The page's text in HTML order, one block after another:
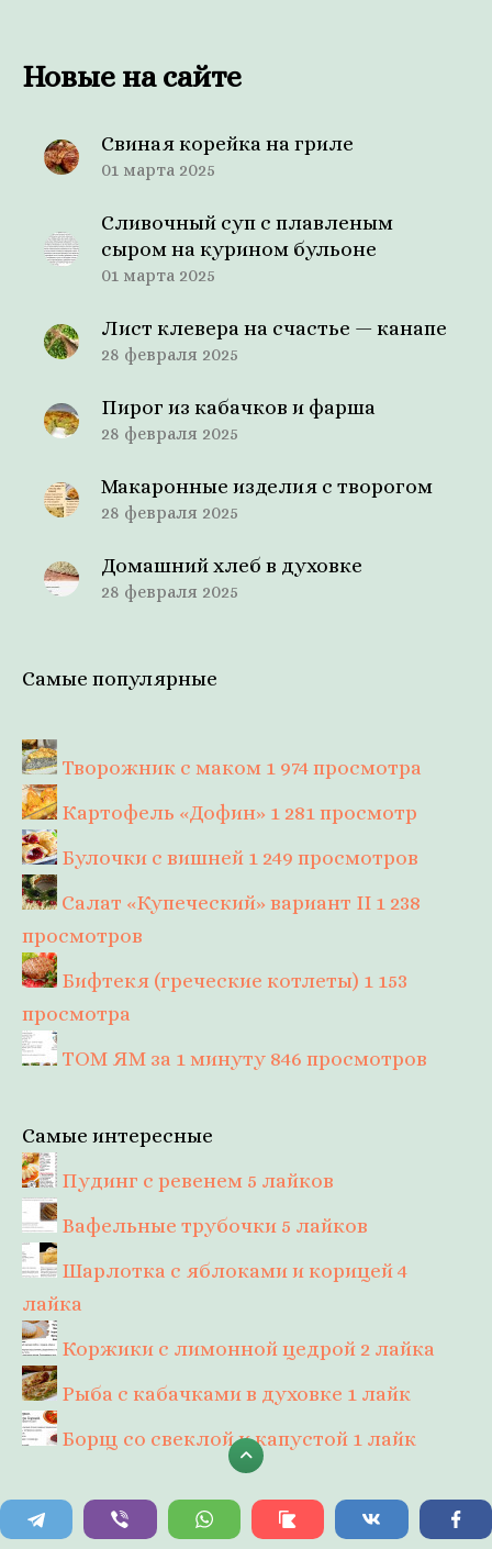
Новые на сайте
Свиная корейка на гриле
01 марта 2025
Сливочный суп с плавленым
сыром на курином бульоне
01 марта 2025
Лист клевера на счастье — канапе
28 февраля 2025
Пирог из кабачков и фарша
28 февраля 2025
Макаронные изделия с творогом
28 февраля 2025
Домашний хлеб в духовке
28 февраля 2025
Самые популярные
Творожник с маком 1 974 просмотра
Картофель «Дофин» 1 281 просмотр
Булочки с вишней 1 249 просмотров
Салат «Купеческий» вариант II 1 238
просмотров
Бифтекя (греческие котлеты) 1 153
просмотра
ТОМ ЯМ за 1 минуту 846 просмотров
Самые интересные
Пудинг с ревенем 5 лайков
Вафельные трубочки 5 лайков
Шарлотка с яблоками и корицей4
лайка
Коржики с лимонной цедрой 2 лайка
Рыба с кабачками в духовке 1 лайк
Борщ со свеклой и капустой 1 лайк